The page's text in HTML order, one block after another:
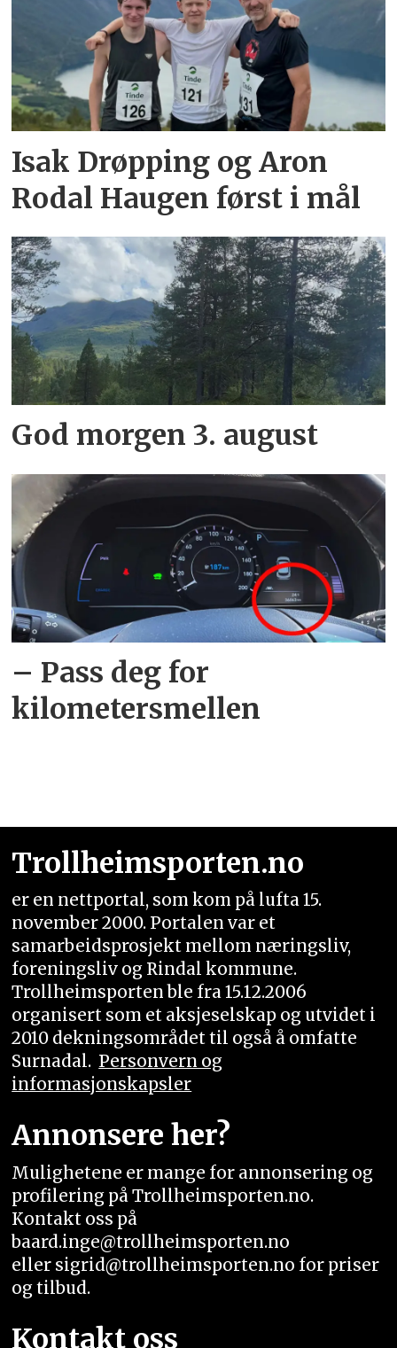
Isak Drøpping og Aron
Rodal Haugen først i mål
God morgen 3. august
– Pass deg for
kilometersmellen
Trollheimsporten.no
er en nettportal, som kom på lufta 15.
november 2000. Portalen var et
samarbeidsprosjekt mellom næringsliv,
foreningsliv og Rindal kommune.
Trollheimsporten ble fra 15.12.2006
organisert som et aksjeselskap og utvidet i
2010 dekningsområdet til også å omfatte
Surnadal. Personvern og
informasjonskapsler
Annonsere her?
Mulighetene er mange for annonsering og
profilering på Trollheimsporten.no.
Kontakt oss på
baard.inge@trollheimsporten.no
eller sigrid@trollheimsporten.no for priser
og tilbud.
Kontakt oss